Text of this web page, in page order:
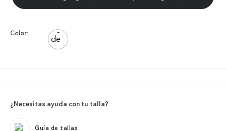
Color:
¿Necesitas ayuda con tu talla?
Guía de tallas